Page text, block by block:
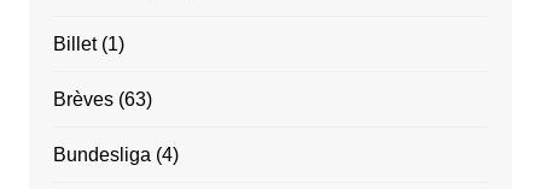
Billet(1)
Brèves(63)
Bundesliga (4)